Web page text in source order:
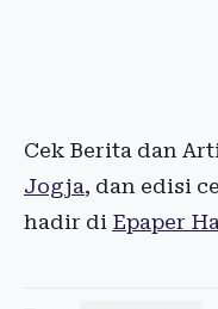
Cek Berita dan
Jogja, dan edisi
hadir di Epaper